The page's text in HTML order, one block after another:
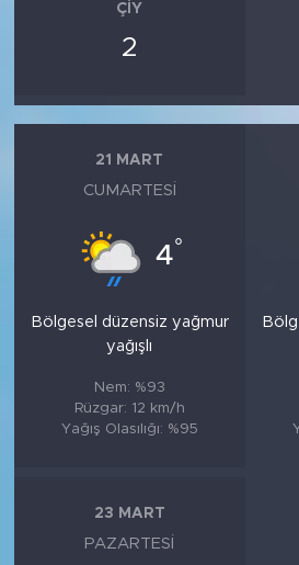
ÇIY
2
21 MART
CUMARTESI
4°
Bölgesel düzensiz yağmur
yağışlı
Nem: %93
Rüzgar: 12 km/h
Yağış Olasılığı: %95
23 MART
PAZARTESI